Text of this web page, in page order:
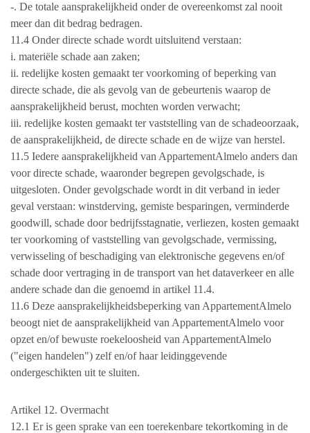
-. De totale aansprakelijkheid onder de overeenkomst zal nooit
meer dan dit bedrag bedragen.
11.4 Onder directe schade wordt uitsluitend verstaan:
i. materiële schade aan zaken;
ii. redelijke kosten gemaakt ter voorkoming of beperking van
directe schade, die als gevolg van de gebeurtenis waarop de
aansprakelijkheid berust, mochten worden verwacht;
iii. redelijke kosten gemaakt ter vaststelling van de schadeoorzaak,
de aansprakelijkheid, de directe schade en de wijze van herstel.
11.5 Iedere aansprakelijkheid van AppartementAlmelo anders dan
voor directe schade, waaronder begrepen gevolgschade, is
uitgesloten. Onder gevolgschade wordt in dit verband in ieder
geval verstaan: winstderving, gemiste besparingen, verminderde
goodwill, schade door bedrijfsstagnatie, verliezen, kosten gemaakt
ter voorkoming of vaststelling van gevolgschade, vermissing,
verwisseling of beschadiging van elektronische gegevens en/of
schade door vertraging in de transport van het dataverkeer en alle
andere schade dan die genoemd in artikel 11.4.
11.6 Deze aansprakelijkheidsbeperking van AppartementAlmelo
beoogt niet de aansprakelijkheid van AppartementAlmelo voor
opzet en/of bewuste roekeloosheid van AppartementAlmelo
("eigen handelen") zelf en/of haar leidinggevende
ondergeschikten uit te sluiten.
Artikel 12. Overmacht
12.1 Er is geen sprake van een toerekenbare tekortkoming in de